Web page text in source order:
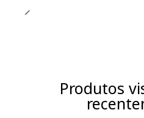
Produtos